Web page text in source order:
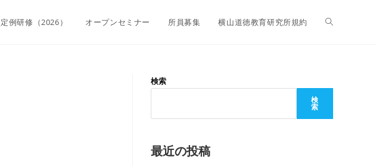
定例研修（2026） オープンセミナー 所員募集 横山道徳教育研究所規約
検索
検
索
最近の投稿